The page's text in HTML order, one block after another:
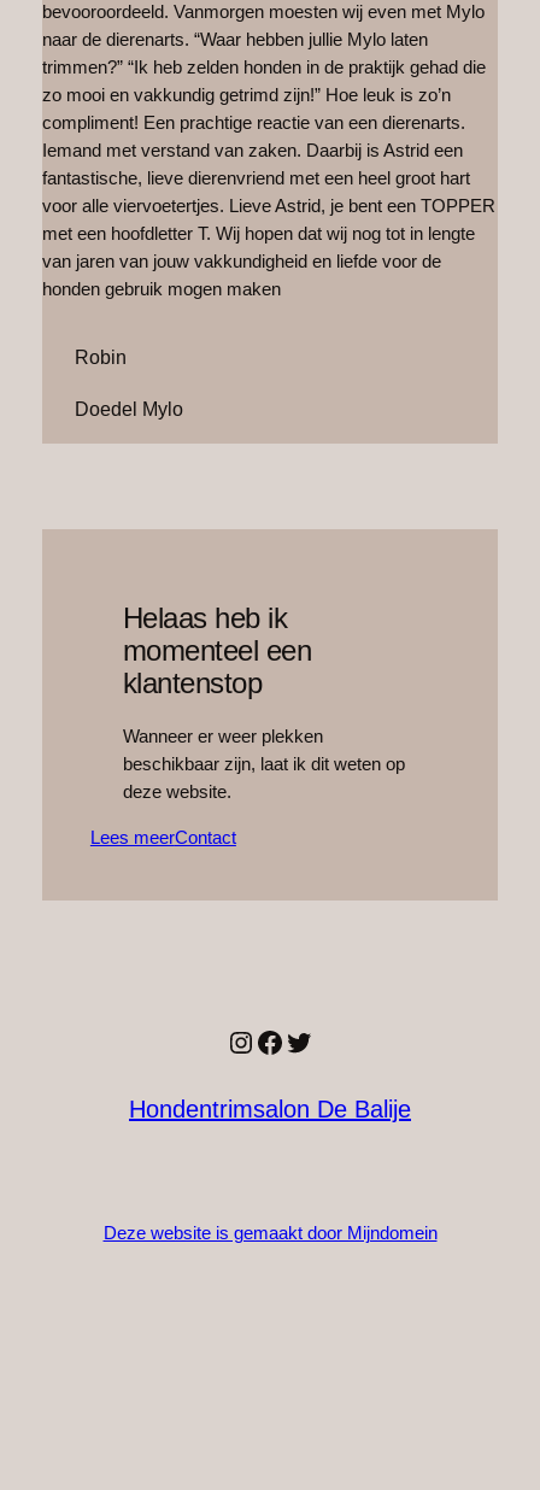
bevooroordeeld. Vanmorgen moesten wij even met Mylo
naar de dierenarts. “Waar hebben jullie Mylo laten
trimmen?” “Ik heb zelden honden in de praktijk gehad die
zo mooi en vakkundig getrimd zijn!” Hoe leuk is zo’n
compliment! Een prachtige reactie van een dierenarts.
Iemand met verstand van zaken. Daarbij is Astrid een
fantastische, lieve dierenvriend met een heel groot hart
voor alle viervoetertjes. Lieve Astrid, je bent een TOPPER
met een hoofdletter T. Wij hopen dat wij nog tot in lengte
van jaren van jouw vakkundigheid en liefde voor de
honden gebruik mogen maken
Robin
Doedel Mylo
Helaas heb ik
momenteel een
klantenstop
Wanneer er weer plekken
beschikbaar zijn, laat ik dit weten op
deze website.
Lees meerContact
Instagram
Facebook
Twitter
Hondentrimsalon De Balije
Deze website is gemaakt door Mijndomein